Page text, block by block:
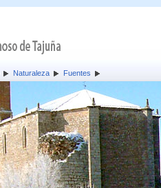
Naturaleza Fuentes